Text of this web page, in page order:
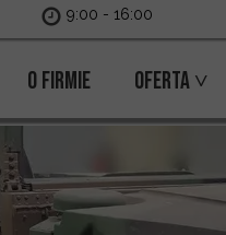
O firmie Oferta ˅
Inżynieria
9:00 - 16:00